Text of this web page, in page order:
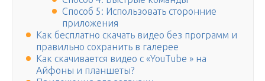
Способ 5: Использовать сторонние
приложения
Как бесплатно скачать видео без программ и
правильно сохранить в галерее
Как скачивается видео с «YouTube » на
Айфоны и планшеты?